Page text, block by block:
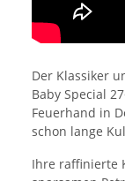
Der Klassiker
Baby Special
Feuerhand in
schon lange
Ihre raffinierte